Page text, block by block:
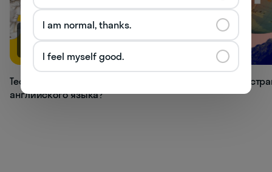
66.9K
Тест: как хорошо вы знаете времена
английского языка?
33K
Тест: в какой
I am normal, thanks.
I feel myself good.